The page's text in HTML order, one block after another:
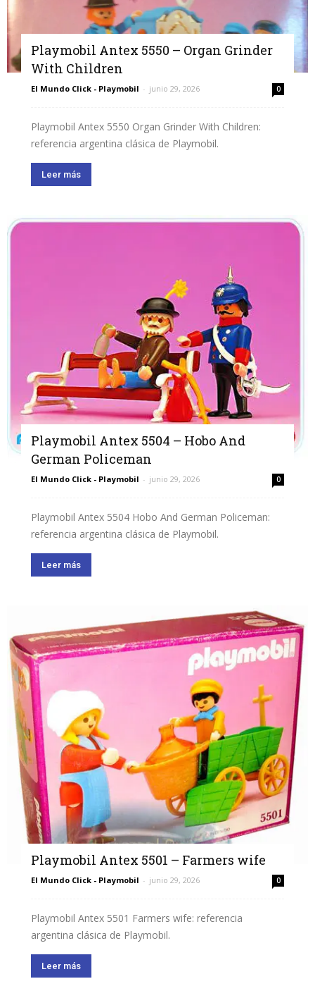
Playmobil Antex 5550 – Organ Grinder
With Children
El Mundo Click - Playmobil - junio 29, 2026 0
Playmobil Antex 5550 Organ Grinder With Children:
referencia argentina clásica de Playmobil.
Leer más
Playmobil Antex 5504 – Hobo And
German Policeman
El Mundo Click - Playmobil - junio 29, 2026 0
Playmobil Antex 5504 Hobo And German Policeman:
referencia argentina clásica de Playmobil.
Leer más
Playmobil Antex 5501 – Farmers wife
El Mundo Click - Playmobil - junio 29, 2026 0
Playmobil Antex 5501 Farmers wife: referencia
argentina clásica de Playmobil.
Leer más